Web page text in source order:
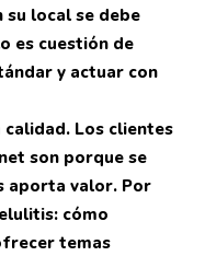
local se debe
es cuestión de
y actuar con
calidad. Los clientes
son porque se
aporta valor. Por
cómo
temas